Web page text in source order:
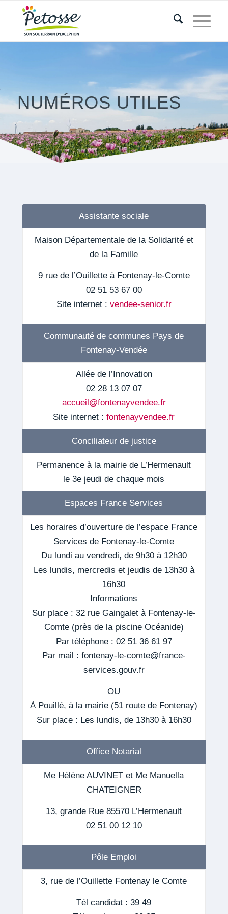
NUMÉROS UTILES
Assistante sociale
Maison Départementale de la Solidarité et
de la Famille
9 rue de l’Ouillette à Fontenay-le-Comte
02 51 53 67 00
Site internet : vendee-senior.fr
Communauté de communes Pays de
Fontenay-Vendée
Allée de l’Innovation
02 28 13 07 07
accueil@fontenayvendee.fr
Site internet :fontenayvendee.fr
Conciliateur de justice
Permanence à la mairie de L’Hermenault
le 3e jeudi de chaque mois
Espaces France Services
Les horaires d’ouverture de l’espace France
Services de Fontenay-le-Comte
Du lundi au vendredi, de 9h30 à 12h30
Les lundis, mercredis et jeudis de 13h30 à
16h30
Informations
Sur place : 32 rue Gaingalet à Fontenay-le-
Comte (près de la piscine Océanide)
Par téléphone : 02 51 36 61 97
Par mail : fontenay-le-comte@france-
services.gouv.fr
OU
À Pouillé, à la mairie (51 route de Fontenay)
Sur place : Les lundis, de 13h30 à 16h30
Office Notarial
Me Hélène AUVINET et Me Manuella
CHATEIGNER
13, grande Rue 85570 L’Hermenault
02 51 00 12 10
Pôle Emploi
3, rue de l’Ouillette Fontenay le Comte
Tél candidat : 39 49